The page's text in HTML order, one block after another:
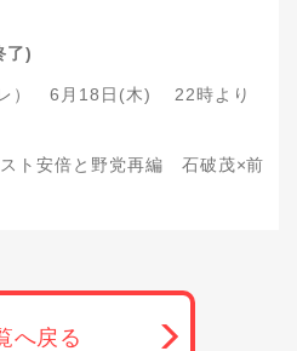
了)
レ） 6月18日(木) 22時より
ト安倍と野党再編 石破茂×前
へ戻る